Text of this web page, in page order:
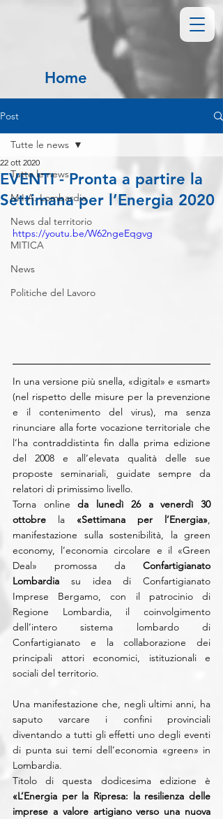
Home
Post
Tutte le news
M.I.A. Lombardia
News dal territorio
MITICA
News
Politiche del Lavoro
Tutte le news
EVENTI - Pronta a partire la
Settimana per l’Energia 2020
22 ott 2020
https://youtu.be/W62ngeEqgvg
In una versione più snella, «digital» e «smart»
(nel rispetto delle misure per la prevenzione
e il contenimento del virus), ma senza
rinunciare alla forte vocazione territoriale che
l’ha contraddistinta fin dalla prima edizione
del 2008 e all’elevata qualità delle sue
proposte seminariali, guidate sempre da
relatori di primissimo livello.
Torna online da lunedì 26 a venerdì 30
ottobre la «Settimana per l’Energia»,
manifestazione sulla sostenibilità, la green
economy, l’economia circolare e il «Green
Deal» promossa da Confartigianato
Lombardia su idea di Confartigianato
Imprese Bergamo, con il patrocinio di
Regione Lombardia, il coinvolgimento
dell’intero sistema lombardo di
Confartigianato e la collaborazione dei
principali attori economici, istituzionali e
sociali del territorio.
Una manifestazione che, negli ultimi anni, ha
saputo varcare i confini provinciali
diventando a tutti gli effetti uno degli eventi
di punta sui temi dell’economia «green» in
Lombardia.
«L’Energia per la Ripresa: la resilienza delle
imprese a valore artigiano verso una nuova